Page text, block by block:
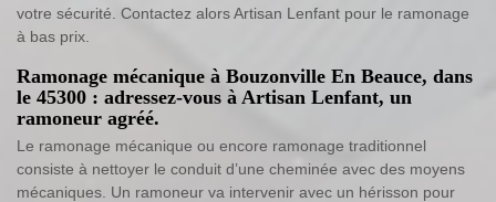
votre sécurité. Contactez alors Artisan Lenfant pour le ramonage
à bas prix.
Ramonage mécanique à Bouzonville En Beauce, dans
le 45300 : adressez-vous à Artisan Lenfant, un
ramoneur agréé.
Le ramonage mécanique ou encore ramonage traditionnel
consiste à nettoyer le conduit d’une cheminée avec des moyens
mécaniques. Un ramoneur va intervenir avec un hérisson pour